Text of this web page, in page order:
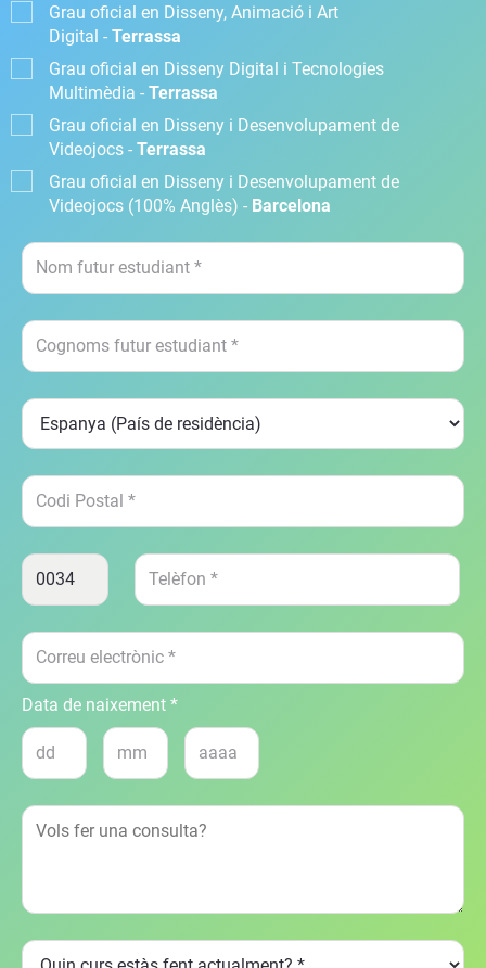
Grau oficial en Disseny, Animació i Art
Digital - Terrassa
Grau oficial en Disseny Digital i Tecnologies
Multimèdia - Terrassa
Grau oficial en Disseny i Desenvolupament de
Videojocs - Terrassa
Grau oficial en Disseny i Desenvolupament de
Videojocs (100% Anglès) - Barcelona
Data de naixement *